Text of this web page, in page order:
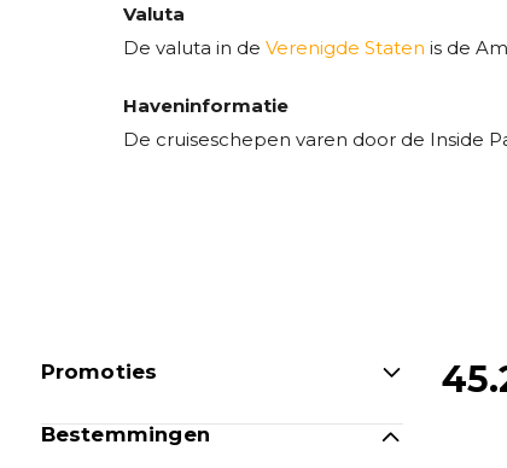
Valuta
De valuta in de Verenigde Staten is de
Haveninformatie
De cruiseschepen varen door de Inside